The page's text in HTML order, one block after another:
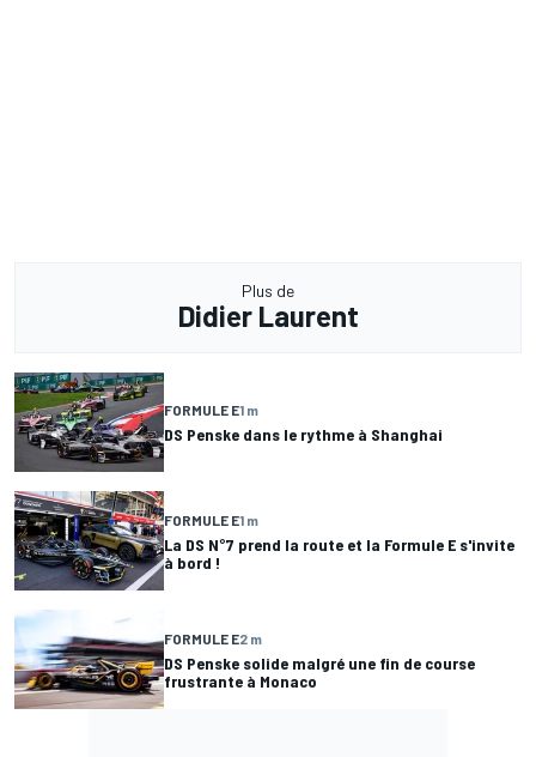
Plus de
Didier Laurent
FORMULE E1 m
DS Penske dans le rythme à Shanghai
FORMULE E1 m
La DS N°7 prend la route et la Formule E s'invite
à bord !
FORMULE E2 m
DS Penske solide malgré une fin de course
frustrante à Monaco